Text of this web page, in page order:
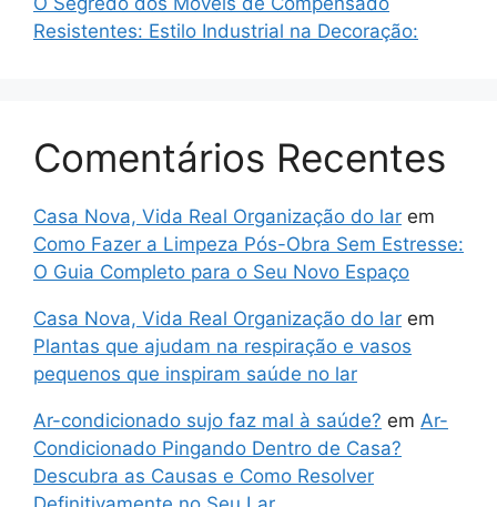
Resistentes: Estilo Industrial na Decoração:
Comentários Recentes
Casa Nova, Vida Real Organização do lar em
Como Fazer a Limpeza Pós-Obra Sem Estresse:
O Guia Completo para o Seu Novo Espaço
Casa Nova, Vida Real Organização do lar em
Plantas que ajudam na respiração e vasos
pequenos que inspiram saúde no lar
Ar-condicionado sujo faz mal à saúde? em Ar-
Condicionado Pingando Dentro de Casa?
Descubra as Causas e Como Resolver